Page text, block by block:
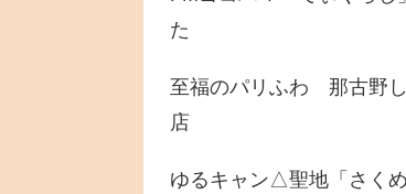
た
至福のパリふわ 那古野
店
ゆるキャン△聖地「さく